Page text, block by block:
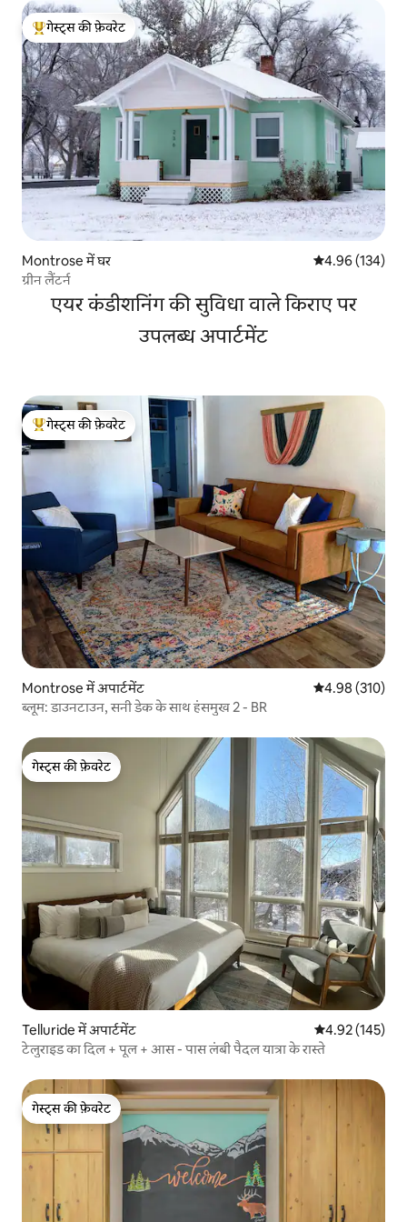
गेस्ट्स का टॉप फ़ेवरेट
गेस्ट्स की फ़ेवरेट
Montrose में घर औसत रेटिंग 5 में से
4.96 (134)
ग्रीन लैंटर्न
एयर कंडीशनिंग की सुविधा वाले किराए पर
उपलब्ध अपार्टमेंट
गेस्ट्स का टॉप फ़ेवरेट
गेस्ट्स की फ़ेवरेट
Montrose में अपार्टमेंट औसत रेटिंग 5 में से
4.98 (310)
ब्लूम: डाउनटाउन, सनी डेक के साथ हंसमुख 2 - BR
गेस्ट्स की फ़ेवरेट
गेस्ट्स की फ़ेवरेट
Telluride में अपार्टमेंट औसत रेटिंग 5 में से
4.92 (145)
टेलुराइड का दिल + पूल + आस - पास लंबी पैदल यात्रा के रास्ते
गेस्ट्स की फ़ेवरेट
गेस्ट्स की फ़ेवरेट